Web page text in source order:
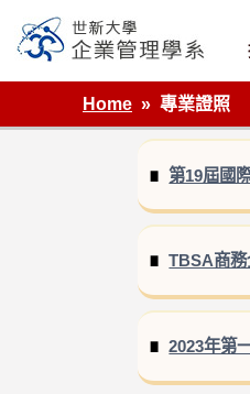
content
世新大學企業管理學系
Home 專業證照
第19屆國
TBSA商
2023年第